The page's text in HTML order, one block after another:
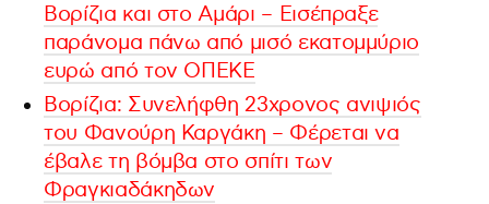
Βορίζια και στο Αμάρι – Εισέπραξε
παράνομα πάνω από μισό εκατομμύριο
ευρώ από τον ΟΠΕΚΕ
Βορίζια: Συνελήφθη 23χρονος ανιψιός
του Φανούρη Καργάκη – Φέρεται να
έβαλε τη βόμβα στο σπίτι των
Φραγκιαδάκηδων